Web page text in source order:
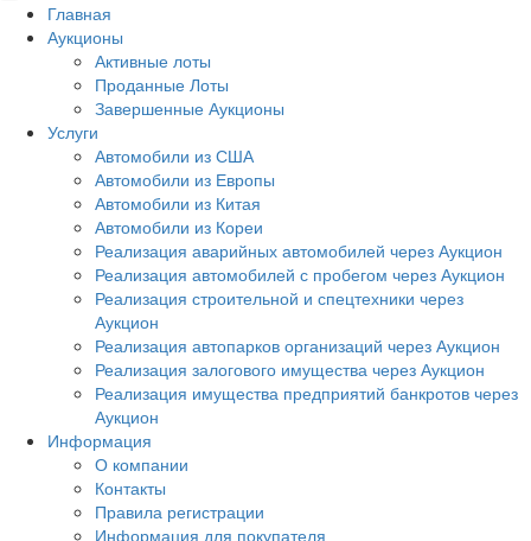
Главная
Аукционы
Активные лоты
Проданные Лоты
Завершенные Аукционы
Услуги
Автомобили из США
Автомобили из Европы
Автомобили из Китая
Автомобили из Кореи
Реализация аварийных автомобилей через Аукцион
Реализация автомобилей с пробегом через Аукцион
Реализация строительной и спецтехники через
Аукцион
Реализация автопарков организаций через Аукцион
Реализация залогового имущества через Аукцион
Реализация имущества предприятий банкротов через
Аукцион
Информация
О компании
Контакты
Правила регистрации
Информация для покупателя